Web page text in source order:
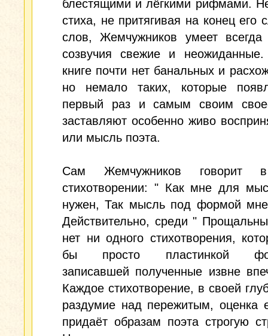
блестящими и лёгкими рифмами.
стиха, не притягивая на конец его
слов, Жемчужников умеет всегда
созвучия свежие и
книге почти нет банальных и
но немало таких, которые
первый раз и самым своим
заставляют особенно живо
или мысль поэта.
Сам Жемчужников говорит
стихотворении: " Как мне для
нужен, Так мысль под формой
Действительно, среди "
нет ни одного стихотворения,
бы просто пластинкой
записавшей полученные извне
Каждое стихотворение, в своей
раздумие над пережитым, оценка
придаёт образам поэта строгую